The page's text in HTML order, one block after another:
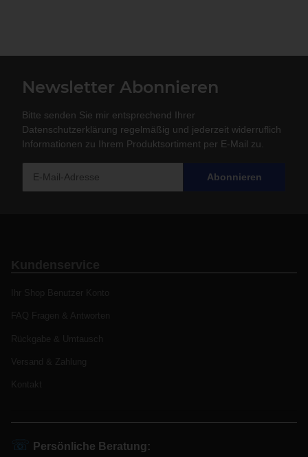
Newsletter Abonnieren
Bitte senden Sie mir entsprechend Ihrer
Datenschutzerklärung regelmäßig und jederzeit widerruflich
Informationen zu Ihrem Produktsortiment per E-Mail zu.
Abonnieren
☏ Persönliche Beratung: